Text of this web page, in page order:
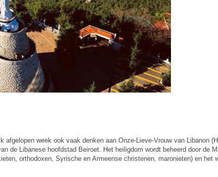
week ook vaak denken aan Onze-Lieve-Vrouw van Libanon
de Libanese hoofdstad Beiroet. Het heiligdom wordt beheerd door de
orthodoxen, Syrische en Armeense christenen, maronieten) en het